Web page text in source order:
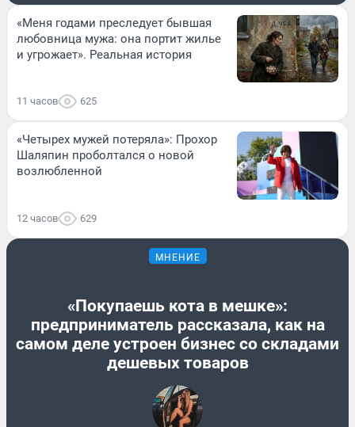
«Меня годами преследует бывшая
любовница мужа: она портит жилье
и угрожает». Реальная история
11 часов 625
«Четырех мужей потеряла»: Прохор
Шаляпин проболтался о новой
возлюбленной
12 часов 629
МНЕНИЕ
«Покупаешь кота в мешке»:
предприниматель рассказала, как на
самом деле устроен бизнес со складами
дешевых товаров